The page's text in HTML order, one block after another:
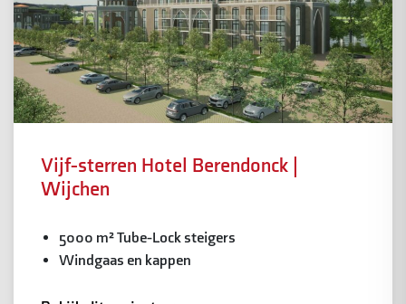
Vijf-sterren Hotel Berendonck |
Wijchen
5000 m² Tube-Lock steigers
Windgaas en kappen